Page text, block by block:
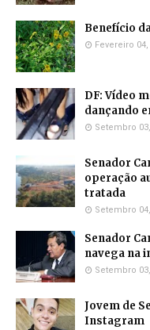
Benefício
Fevereiro 04,
DF: Vídeo
dançando
Setembro
Senador
operação
tratada
Setembro
Senador
navega na
Setembro
Jovem de
Instagram